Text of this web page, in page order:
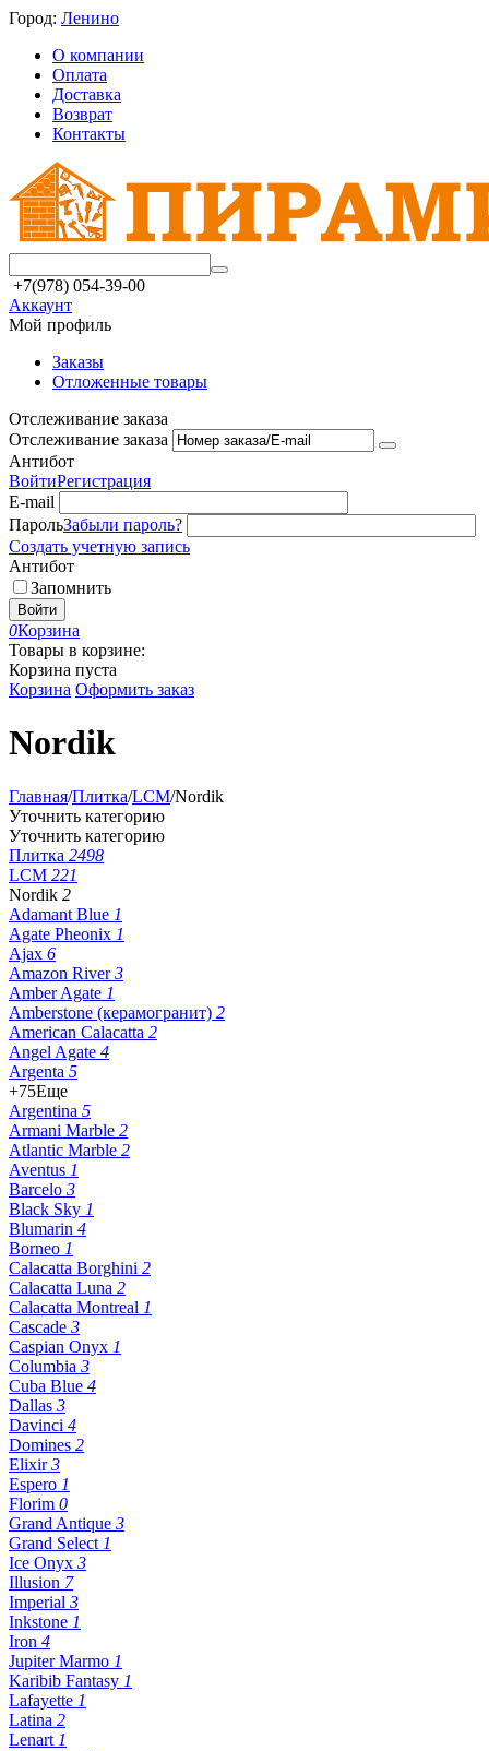
Город: Ленино
О компании
Оплата
Доставка
Возврат
Контакты
+7(978) 054-39-00
Аккаунт
Мой профиль
Заказы
Отложенные товары
Отслеживание заказа
Отслеживание заказа
Антибот
ВойтиРегистрация
E-mail
ПарольЗабыли пароль?
Создать учетную запись
Антибот
Запомнить
Войти
0Корзина
Товары в корзине:
Корзина пуста
Корзина Оформить заказ
Nordik
Главная/Плитка/LCM/Nordik
Уточнить категорию
Уточнить категорию
Плитка 2498
LCM 221
Nordik 2
Adamant Blue 1
Agate Pheonix 1
Ajax 6
Amazon River3
Amber Agate 1
Amberstone (керамогранит) 2
American Calacatta 2
Angel Agate 4
Argenta 5
+75Еще
Argentina 5
Armani Marble 2
Atlantic Marble 2
Aventus 1
Barcelo 3
Black Sky 1
Blumarin 4
Borneo 1
Calacatta Borghini 2
Calacatta Luna 2
Calacatta Montreal 1
Cascade 3
Caspian Onyx 1
Columbia 3
Cuba Blue 4
Dallas 3
Davinci 4
Domines 2
Elixir3
Espero 1
Florim 0
Grand Antique 3
Grand Select 1
Ice Onyx 3
Illusion 7
Imperial 3
Inkstone 1
Iron 4
Jupiter Marmo 1
Karibib Fantasy 1
Lafayette 1
Latina 2
Lenart 1